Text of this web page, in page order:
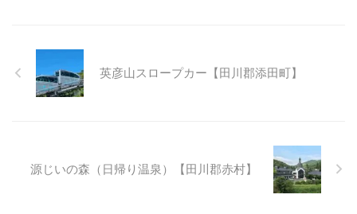
英彦山スロープカー【田川郡添田町】
源じいの森（日帰り温泉）【田川郡赤村】